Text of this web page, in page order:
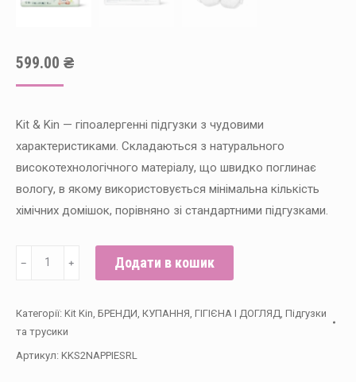
599.00 ₴
Kit & Kin — гіпоалергенні підгузки з чудовими
характеристиками. Складаються з натурального
високотехнологічного матеріалу, що швидко поглинає
вологу, в якому використовується мінімальна кількість
хімічних домішок, порівняно зі стандартними підгузками.
розмір
(40
﹣ ﹢ Додати в кошик
Категорії: Kit Kin БРЕНДИ КУПАННЯ, ГІГІЄНА І ДОГЛЯД Підгузки
та трусики
Артикул: KKS2NAPPIESRL